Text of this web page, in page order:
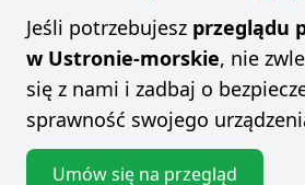
Jeśli potrzebujesz przeglądu
w Ustronie-morskie, nie
się z nami i zadbaj o
sprawność swojego
Umów się na przegląd